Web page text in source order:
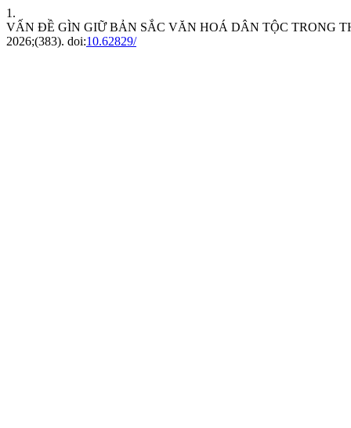
1.
VẤN ĐỀ GÌN GIỮ BẢN SẮC VĂN HOÁ DÂN TỘC TRONG
2026;(383). doi:10.62829/